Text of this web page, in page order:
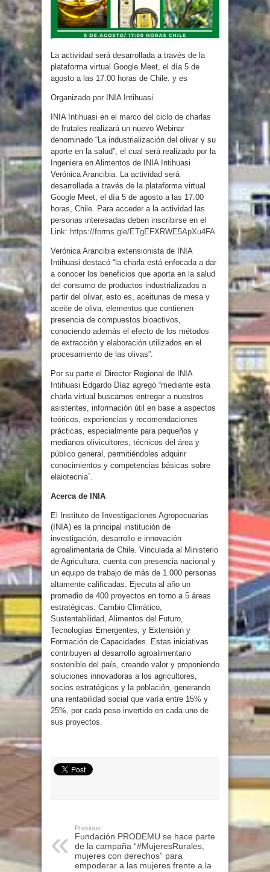
La actividad será desarrollada a través de la
plataforma virtual Google Meet, el día 5 de
agosto a las 17:00 horas de Chile. y es
Organizado por INIA Intihuasi
INIA Intihuasi en el marco del ciclo de charlas
de frutales realizará un nuevo Webinar
denominado “La industrialización del olivar y su
aporte en la salud”, el cual será realizado por la
Ingeniera en Alimentos de INIA Intihuasi
Verónica Arancibia. La actividad será
desarrollada a través de la plataforma virtual
Google Meet, el día 5 de agosto a las 17:00
horas, Chile. Para acceder a la actividad las
personas interesadas deben inscribirse en el
Link: https://forms.gle/ETgEFXRWE5ApXu4FA
Verónica Arancibia extensionista de INIA
Intihuasi destacó “la charla está enfocada a dar
a conocer los beneficios que aporta en la salud
del consumo de productos industrializados a
partir del olivar, esto es, aceitunas de mesa y
aceite de oliva, elementos que contienen
presencia de compuestos bioactivos,
conociendo además el efecto de los métodos
de extracción y elaboración utilizados en el
procesamiento de las olivas”.
Por su parte el Director Regional de INIA
Intihuasi Edgardo Díaz agregó “mediante esta
charla virtual buscamos entregar a nuestros
asistentes, información útil en base a aspectos
teóricos, experiencias y recomendaciones
prácticas, especialmente para pequeños y
medianos olivicultores, técnicos del área y
público general, permitiéndoles adquirir
conocimientos y competencias básicas sobre
elaiotecnia”.
Acerca de INIA
El Instituto de Investigaciones Agropecuarias
(INIA) es la principal institución de
investigación, desarrollo e innovación
agroalimentaria de Chile. Vinculada al Ministerio
de Agricultura, cuenta con presencia nacional y
un equipo de trabajo de más de 1.000 personas
altamente calificadas. Ejecuta al año un
promedio de 400 proyectos en torno a 5 áreas
estratégicas: Cambio Climático,
Sustentabilidad, Alimentos del Futuro,
Tecnologías Emergentes, y Extensión y
Formación de Capacidades. Estas iniciativas
contribuyen al desarrollo agroalimentario
sostenible del país, creando valor y proponiendo
soluciones innovadoras a los agricultores,
socios estratégicos y la población, generando
una rentabilidad social que varía entre 15% y
25%, por cada peso invertido en cada uno de
sus proyectos.
Previous:
Fundación PRODEMU se hace parte
de la campaña “#MujeresRurales,
mujeres con derechos” para
empoderar a las mujeres frente a la